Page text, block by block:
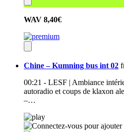
WAV 8,40€
Chine – Kumning bus int 02
00:21 - LESF | Ambiance
autoradio et coups de klaxon
–…